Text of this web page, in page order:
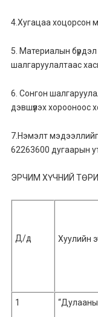
4.Хугацаа хоцорсон
5. Материалын
шалгаруулалтаас
6. Сонгон
дэвшүүлэх хорооноос
7.Нэмэлт
62263600 дугаарын
ЭРЧИМ ХҮЧНИЙ
Д/д Хуулийн
1